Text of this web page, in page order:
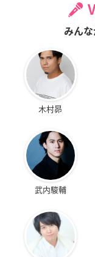
みん
木村昴
武内駿輔